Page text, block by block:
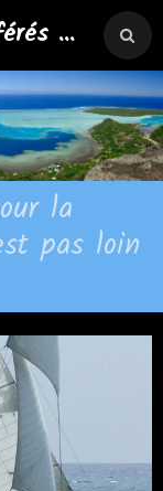
...
la
pas loin